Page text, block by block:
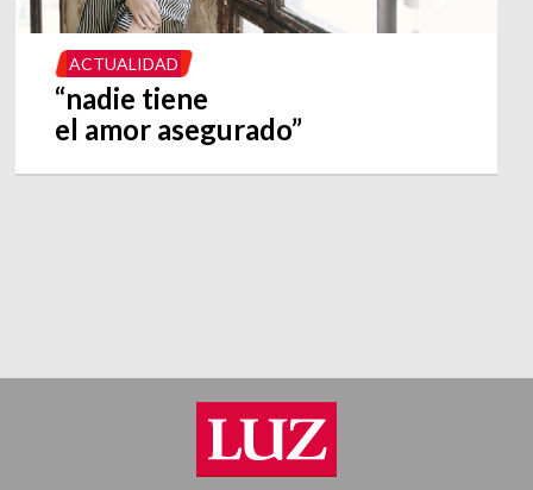
ACTUALIDAD
“nadie tiene
el amor asegurado”